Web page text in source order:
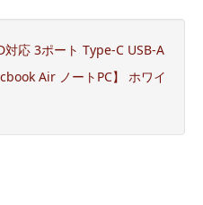
応 3ポート Type-C USB-A
Air ノートPC】 ホワイ